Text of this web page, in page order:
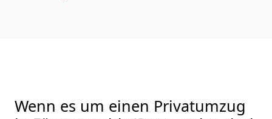
Wenn es um einen Privatumzug